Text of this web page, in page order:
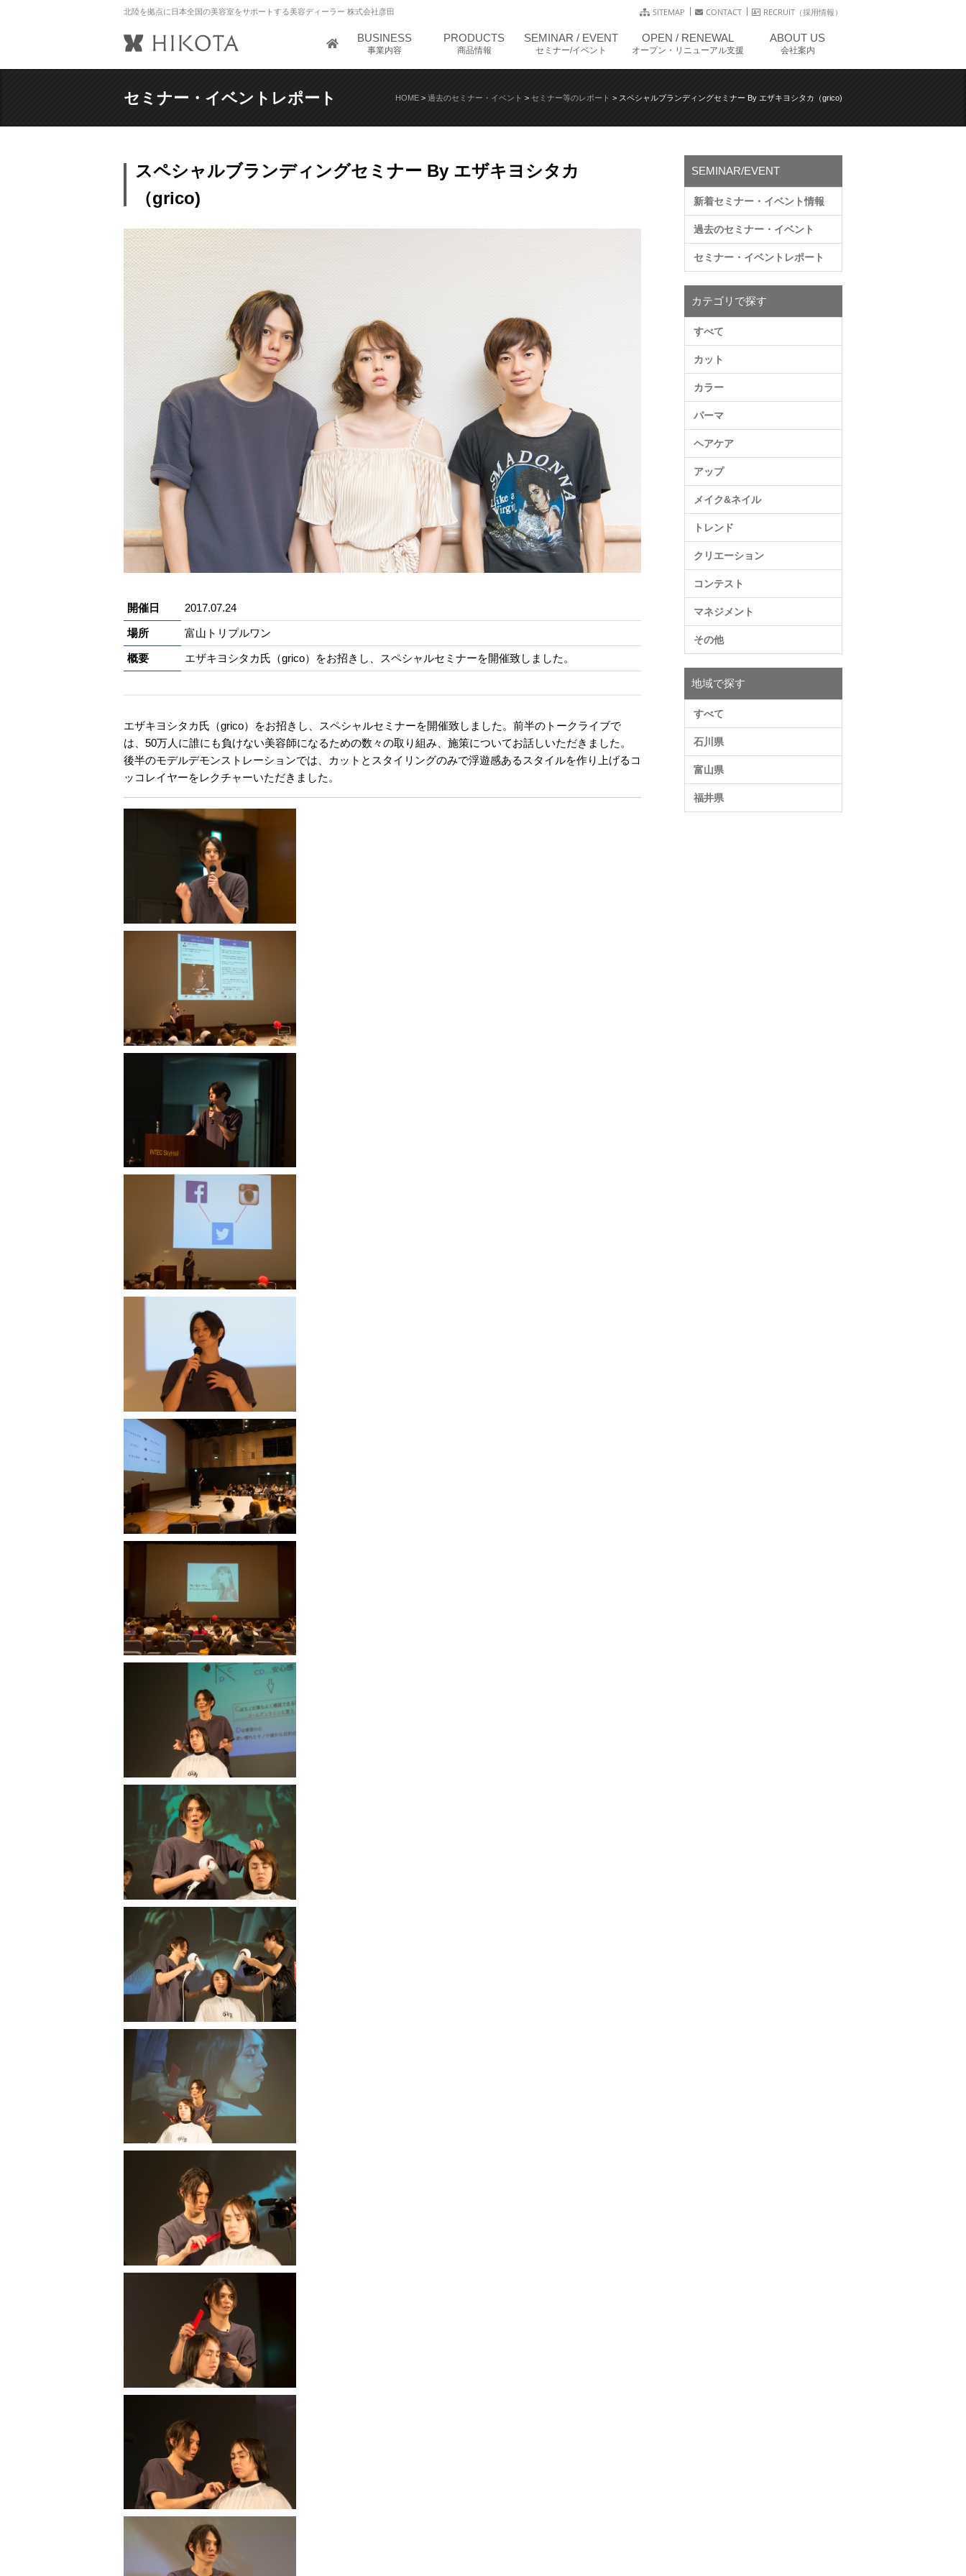
北陸を拠点に日本全国の美容室をサポートする美容ディーラー 株式会社彦田 SITEMAP CONTACT RECRUIT（採用情報）
BUSINESS
事業内容
PRODUCTS
商品情報
SEMINAR / EVENT
セミナー/イベント
OPEN / RENEWAL
オープン・リニューアル支援
ABOUT US
会社案内
セミナー・イベントレポート HOME > 過去のセミナー・イベント > セミナー等のレポート > スペシャルブランディングセミナー By エザキヨシタカ（grico)
スペシャルブランディングセミナー By エザキヨシタカ
（grico)
開催日 2017.07.24
場所 富山トリプルワン
概要 エザキヨシタカ氏（grico）をお招きし、スペシャルセミナーを開催致しました。
エザキヨシタカ氏（grico）をお招きし、スペシャルセミナーを開催致しました。前半のトークライブで
は、50万人に誰にも負けない美容師になるための数々の取り組み、施策についてお話しいただきました。
後半のモデルデモンストレーションでは、カットとスタイリングのみで浮遊感あるスタイルを作り上げるコ
ッコレイヤーをレクチャーいただきました。
SEMINAR/EVENT
新着セミナー・イベント情報
過去のセミナー・イベント
セミナー・イベントレポート
カテゴリで探す
すべて
カット
カラー
パーマ
ヘアケア
アップ
メイク&ネイル
トレンド
クリエーション
コンテスト
マネジメント
その他
地域で探す
すべて
石川県
富山県
福井県